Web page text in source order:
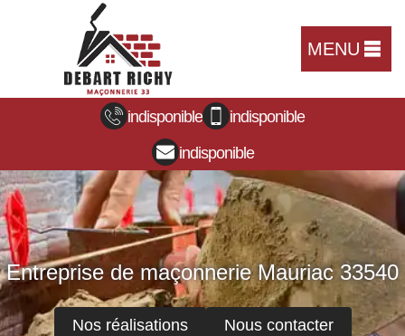
MENU
indisponible
indisponible
indisponible
Entreprise de maçonnerie Mauriac 33540
Nos réalisations Nous contacter